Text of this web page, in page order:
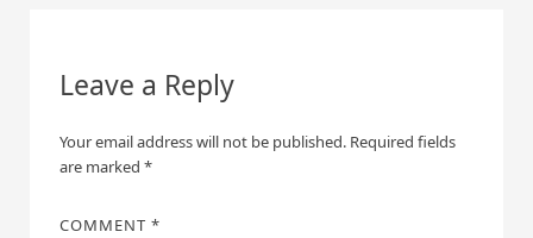
Leave a Reply
Your email address will not be published. Required fields
are marked *
COMMENT *